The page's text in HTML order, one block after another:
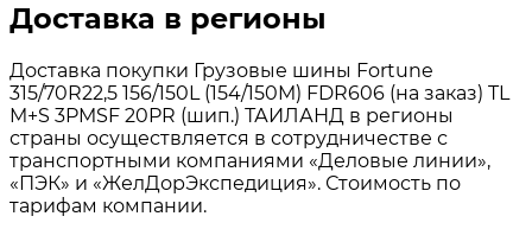
Доставка в регионы
Доставка покупки Грузовые шины Fortune
315/70R22,5 156/150L (154/150M) FDR606 (на заказ) TL
M+S 3PMSF 20PR (шип.) ТАИЛАНД в регионы
страны осуществляется в сотрудничестве с
транспортными компаниями «Деловые линии»,
«ПЭК» и «ЖелДорЭкспедиция». Стоимость по
тарифам компании.